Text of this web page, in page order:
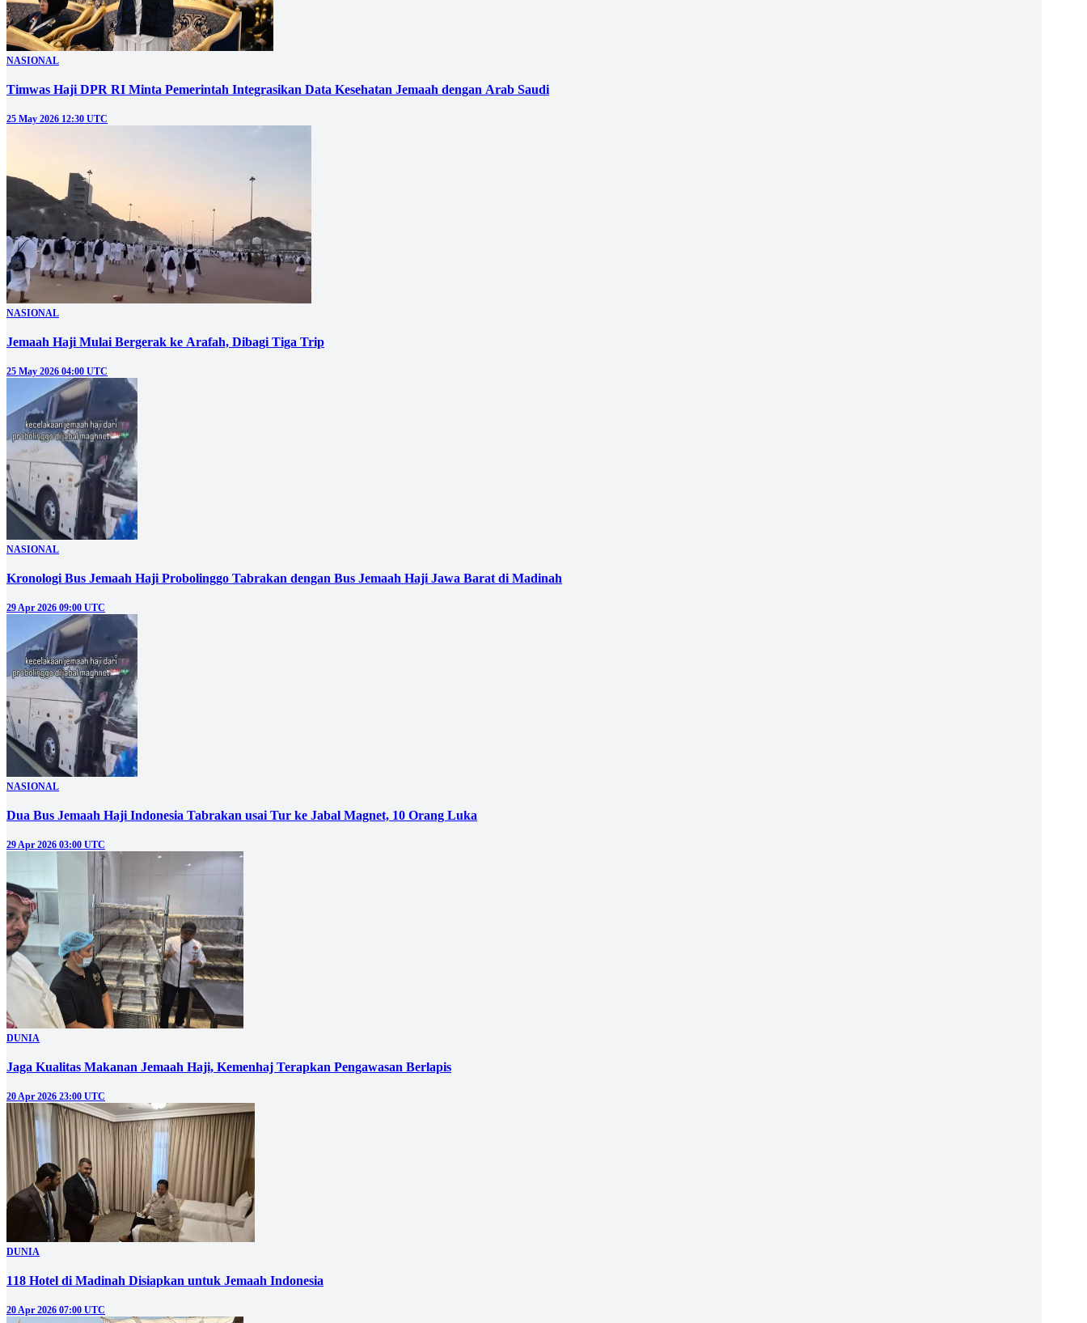
NASIONAL
Timwas Haji DPR RI Minta Pemerintah Integrasikan Data Kesehatan Jemaah dengan Arab Saudi
25 May 2026 12:30 UTC
NASIONAL
Jemaah Haji Mulai Bergerak ke Arafah, Dibagi Tiga Trip
25 May 2026 04:00 UTC
NASIONAL
Kronologi Bus Jemaah Haji Probolinggo Tabrakan dengan Bus Jemaah Haji Jawa Barat di Madinah
29 Apr 2026 09:00 UTC
NASIONAL
Dua Bus Jemaah Haji Indonesia Tabrakan usai Tur ke Jabal Magnet, 10 Orang Luka
29 Apr 2026 03:00 UTC
DUNIA
Jaga Kualitas Makanan Jemaah Haji, Kemenhaj Terapkan Pengawasan Berlapis
20 Apr 2026 23:00 UTC
DUNIA
118 Hotel di Madinah Disiapkan untuk Jemaah Indonesia
20 Apr 2026 07:00 UTC